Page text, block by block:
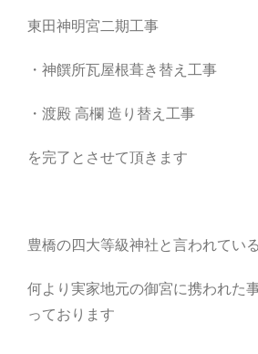
東田神明宮二期工事
・神饌所瓦屋根葺き替え工事
・渡殿 高欄 造り替え工事
を完了とさせて頂きます
豊橋の四大等級神社と言われてい
何より実家地元の御宮に携われた
っております